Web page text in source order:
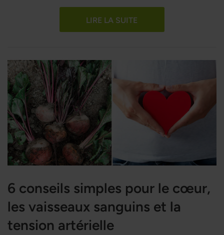
LIRE LA SUITE
6 conseils simples pour le cœur,
les vaisseaux sanguins et la
tension artérielle